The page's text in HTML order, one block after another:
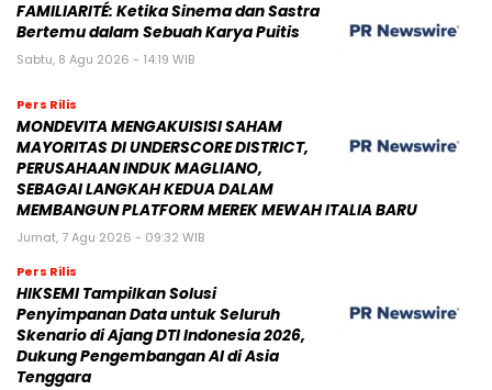
FAMILIARITÉ: Ketika Sinema dan Sastra
Bertemu dalam Sebuah Karya Puitis
Sabtu, 8 Agu 2026 - 14:19 WIB
Pers Rilis
MONDEVITA MENGAKUISISI SAHAM
MAYORITAS DI UNDERSCORE DISTRICT,
PERUSAHAAN INDUK MAGLIANO,
SEBAGAI LANGKAH KEDUA DALAM
MEMBANGUN PLATFORM MEREK MEWAH ITALIA BARU
Jumat, 7 Agu 2026 - 09:32 WIB
Pers Rilis
HIKSEMI Tampilkan Solusi
Penyimpanan Data untuk Seluruh
Skenario di Ajang DTI Indonesia 2026,
Dukung Pengembangan AI di Asia
Tenggara